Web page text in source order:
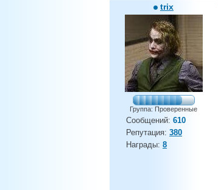
trix
Группа: Проверенные
Сообщений: 610
Репутация: 380
Награды: 8